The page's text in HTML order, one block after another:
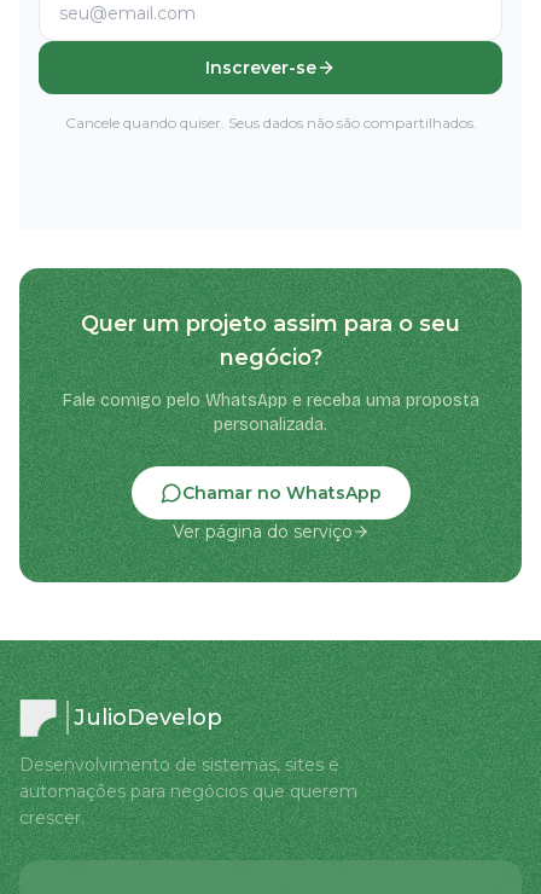
Inscrever-se
Cancele quando quiser. Seus dados não são compartilhados.
Quer um projeto assim para o seu
negócio?
Fale comigo pelo WhatsApp e receba uma proposta
personalizada.
Chamar no WhatsApp
Ver página do serviço
JulioDevelop
Desenvolvimento de sistemas, sites e
automações para negócios que querem
crescer.